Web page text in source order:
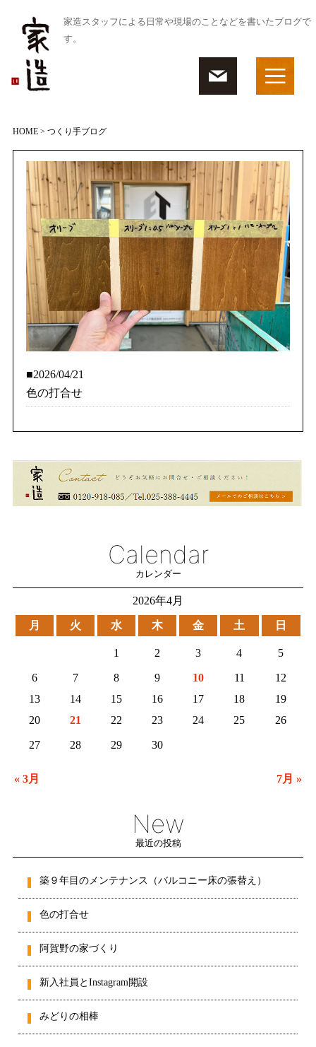
家造スタッフによる日常や現場のことなどを書いたブログで
す。
HOME> つくり手ブログ
Calendar
カレンダー
2026年4月
月 火 水 木 金 土 日
« 3月 7月 »
1 2 3 4 5
6 7 8 9 10 11
12
13
14 15 16 17 18
19
20
21 22 23 24 25 26
27 28 29 30
New
最近の投稿
築９年目のメンテナンス（バルコニー床の張替え）
色の打合せ
阿賀野の家づくり
新入社員とInstagram開設
みどりの相棒
■2026/04/21
色の打合せ